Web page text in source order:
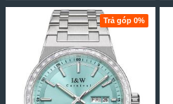
Trả góp 0%